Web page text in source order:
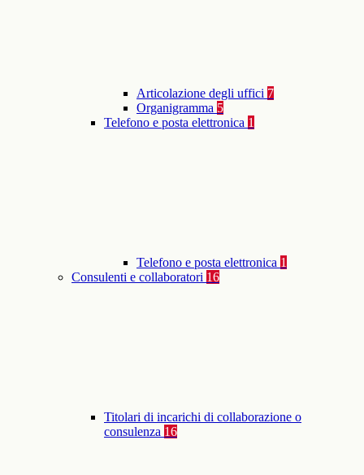
Articolazione degli uffici 7
Organigramma 5
Telefono e posta elettronica 1
Telefono e posta elettronica 1
Consulenti e collaboratori 16
Titolari di incarichi di collaborazione o
consulenza 16